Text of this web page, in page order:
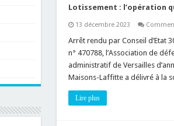
Lotissement : l’opération
13 décembre 2023
Arrêt rendu par Conseil d’Etat
n° 470788, l’Association de
administratif de Versailles
Maisons-Laffitte a délivré à la
Lire plus